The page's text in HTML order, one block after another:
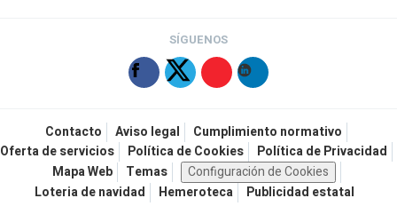
SÍGUENOS
Contacto Aviso legal
Cumplimiento normativo
Oferta de servicios
Política de Cookies
Política de Privacidad
Mapa Web
Temas
Configuración de Cookies
Loteria de navidad
Hemeroteca Publicidad estatal